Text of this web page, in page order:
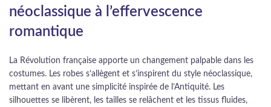
néoclassique à l’effervescence
romantique
La Révolution française apporte un changement palpable dans les
costumes. Les robes s’allègent et s’inspirent du style néoclassique,
mettant en avant une simplicité inspirée de l’Antiquité. Les
silhouettes se libèrent, les tailles se relâchent et les tissus fluides,